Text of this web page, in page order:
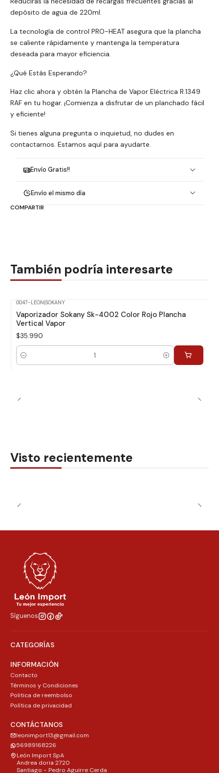
depósito de agua de 220ml.
La tecnología de control PRO-HEAT asegura que la plancha
se caliente rápidamente y mantenga la temperatura
deseada para mayor eficiencia.
¿Qué Estás Esperando?
Haz clic ahora y obtén la Plancha de Vapor Eléctrica R.1349
RAF en tu hogar. ¡Comienza a disfrutar de un planchado fácil
y eficiente!
Si tienes alguna pregunta o inquietud, no dudes en
contactarnos. Estamos aquí para ayudarte.
Envío Gratis!!
Envío el mismo día
COMPARTIR
También podría interesarte
0047-LEON SOKANY
Vaporizador Sokany Sk-4002 Color Rojo Plancha
Vertical Vapor
$35.990
Cantidad
Visto recientemente
Síguenos
CATEGORÍAS
INFORMACIÓN
Contacto
Términos y Condiciones
Politica de reembolso
Política de privacidad
CONTÁCTANOS
leonimport13@gmail.com
56989168226
León Import SpA
Andrea doria 2720
Santiago - Pedro Aguirre Cerda